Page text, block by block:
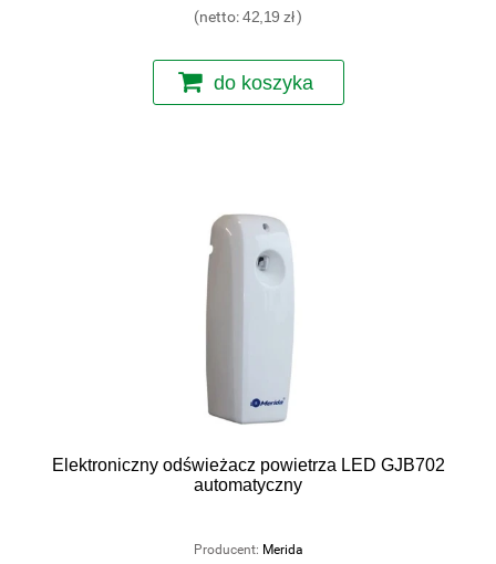
(netto:42,19 zł)
do koszyka
Elektroniczny odświeżacz powietrza LED GJB702
automatyczny
Producent: Merida